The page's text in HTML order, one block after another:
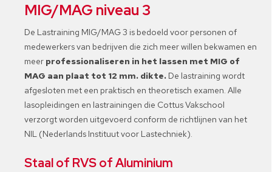
MIG/MAG niveau 3
De Lastraining MIG/MAG 3 is bedoeld voor personen of
medewerkers van bedrijven die zich meer willen bekwamen en
meer professionaliseren in het lassen met MIG of
MAG aan plaat tot 12 mm. dikte. De lastraining wordt
afgesloten met een praktisch en theoretisch examen. Alle
lasopleidingen en lastrainingen die Cottus Vakschool
verzorgt worden uitgevoerd conform de richtlijnen van het
NIL (Nederlands Instituut voor Lastechniek).
Staal of RVS of Aluminium